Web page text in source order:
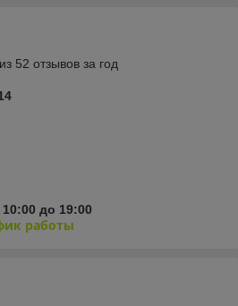
52 отзывов за год
до 19:00
работы